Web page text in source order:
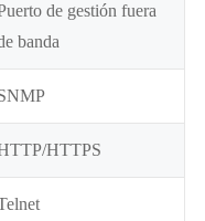
de gestión fuera
banda
HTTPS